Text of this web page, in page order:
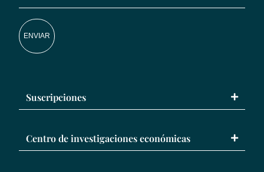
ENVIAR
Suscripciones
Centro de investigaciones económicas